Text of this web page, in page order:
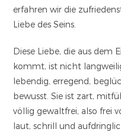
erfahren wir die
Liebe des Seins.
Diese Liebe, die aus dem
kommt, ist nicht
lebendig, erregend,
bewusst. Sie ist zart,
völlig gewaltfrei, also frei
laut, schrill und